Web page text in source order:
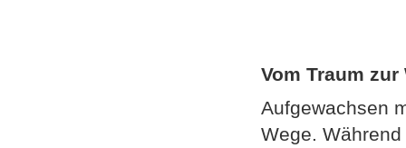
Vom Traum
Aufgewachsen
Wege.